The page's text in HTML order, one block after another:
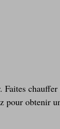
pour obtenir